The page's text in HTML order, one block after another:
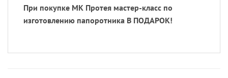
При покупке МК Протея мастер-класс по
изготовлению папоротника В ПОДАРОК!